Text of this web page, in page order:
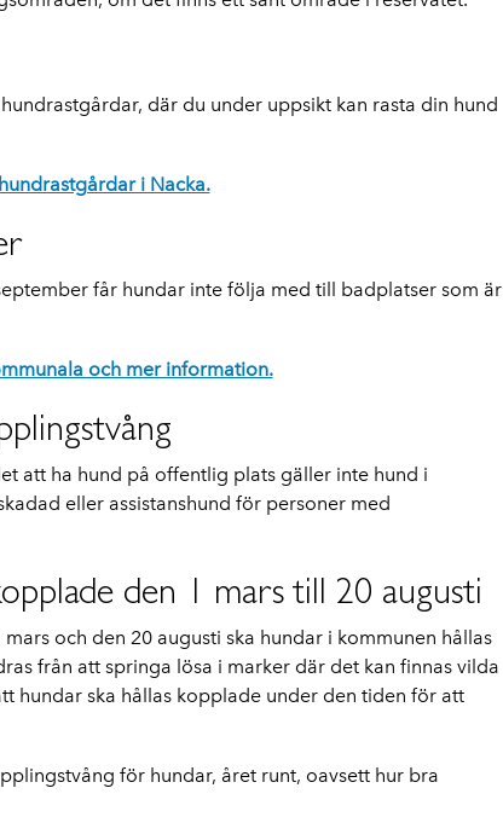
där du under uppsikt kan rasta din hund
i Nacka.
får hundar inte följa med till badplatser som är
och mer information.
att ha hund på offentlig plats gäller inte hund i
eller assistanshund för personer med
den 1 mars till 20 augusti
och den 20 augusti ska hundar i kommunen hållas
från att springa lösa i marker där det kan finnas vilda
hundar ska hållas kopplade under den tiden för att
för hundar, året runt, oavsett hur bra